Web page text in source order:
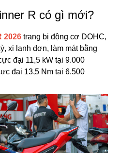
R có gì mới?
2026 trang bị động cơ DOHC,
xi lanh đơn, làm mát bằng
đại 11,5 kW tại 9.000
đại 13,5 Nm tại 6.500